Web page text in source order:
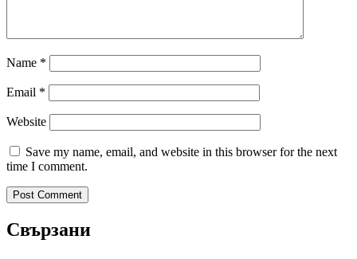
Name *
Email *
Website
Save my name, email, and website in this browser for the next
time I comment.
Свързани